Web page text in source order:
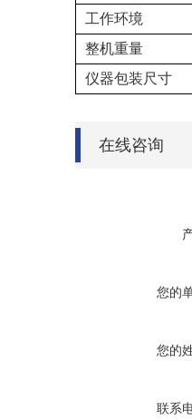
工作环境
整机重量
仪器包装尺寸
在线咨询
您的
您的
联系